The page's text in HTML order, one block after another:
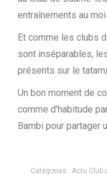
entraînements au
Et comme les clubs
sont inséparables,
présents sur le
Un bon moment de
comme d’habitude
Bambi pour partager
Catégories : Actu Club